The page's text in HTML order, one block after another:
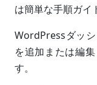
は簡単な手順ガイ
WordPressダッ
を追加または編
す。